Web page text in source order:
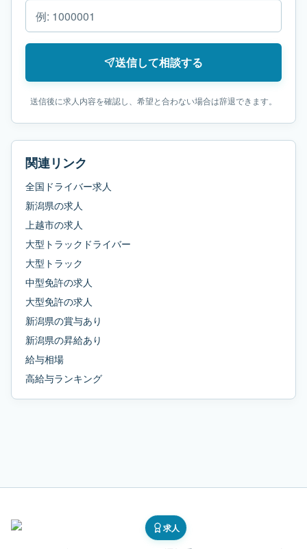
送信して相談する
送信後に求人内容を確認し、希望と合わない場合は辞退できます。
関連リンク
全国ドライバー求人
新潟県の求人
上越市の求人
大型トラックドライバー
大型トラック
中型免許の求人
大型免許の求人
新潟県の賞与あり
新潟県の昇給あり
給与相場
高給与ランキング
求人